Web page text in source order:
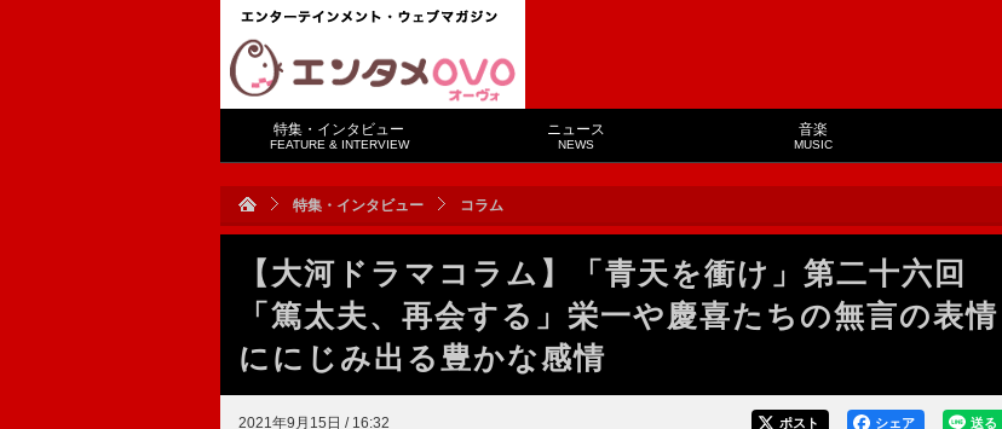
特集・インタビュー
FEATURE & INTERVIEW
ニュース
NEWS
音楽
MUSIC
特集・インタビュー コラム
【大河ドラマコラム】「青天を衝け」第二十六回
「篤太夫、再会する」栄一や慶喜たちの無言の表情
ににじみ出る豊かな感情
2021年9月15日 / 16:32 送る
シェア
ポスト